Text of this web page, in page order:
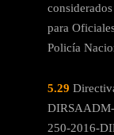
para
Policía
5.29
250-2016-